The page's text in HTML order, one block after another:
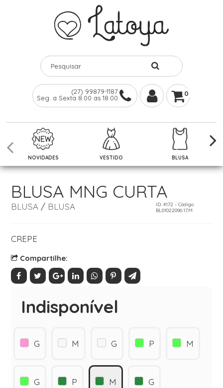
(27) 99879-1187
Seg. a Sexta 8:00 as 18:00
0
NOVIDADES VESTIDO BLUSA
BLUSA MNG CURTA
BLUSA/ BLUSA
ID: 4172 - Código
BL01022096.17.M
CREPE
Compartilhe:
Indisponível
G M G P M
G P M G